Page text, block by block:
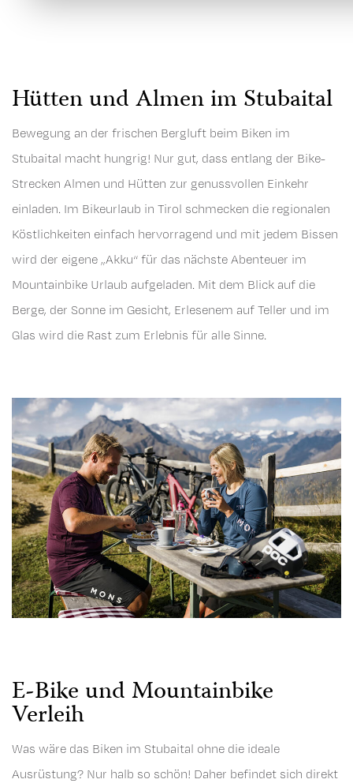
Hütten und Almen im Stubaital
Bewegung an der frischen Bergluft beim Biken im
Stubaital macht hungrig! Nur gut, dass entlang der Bike-
Strecken Almen und Hütten zur genussvollen Einkehr
einladen. Im Bikeurlaub in Tirol schmecken die regionalen
Köstlichkeiten einfach hervorragend und mit jedem Bissen
wird der eigene „Akku“ für das nächste Abenteuer im
Mountainbike Urlaub aufgeladen. Mit dem Blick auf die
Berge, der Sonne im Gesicht, Erlesenem auf Teller und im
Glas wird die Rast zum Erlebnis für alle Sinne.
E-Bike und Mountainbike
Verleih
Was wäre das Biken im Stubaital ohne die ideale
Ausrüstung? Nur halb so schön! Daher befindet sich direkt